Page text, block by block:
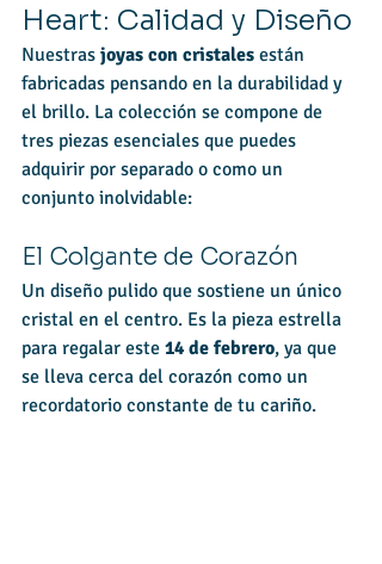
Heart: Calidad y Diseño
Nuestras joyas con cristales están
fabricadas pensando en la durabilidad y
el brillo. La colección se compone de
tres piezas esenciales que puedes
adquirir por separado o como un
conjunto inolvidable:
El Colgante de Corazón
Un diseño pulido que sostiene un único
cristal en el centro. Es la pieza estrella
para regalar este 14 de febrero, ya que
se lleva cerca del corazón como un
recordatorio constante de tu cariño.